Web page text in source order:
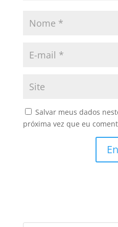
Salvar meus dados
próxima vez que eu